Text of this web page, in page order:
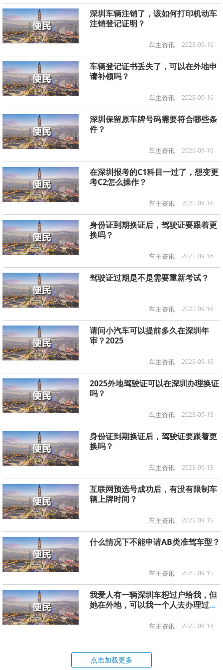
深圳车辆注销了，该如何打印机动车
注销登记证明？
车主资讯 2025-09-16
车辆登记证书丢失了，可以在外地申
请补领吗？
车主资讯 2025-09-16
深圳保留原车牌号码需要符合哪些条
件？
车主资讯 2025-09-16
在深圳报考的C1科目一过了，想变更
考C2怎么操作？
车主资讯 2025-09-16
身份证到期换证后，驾驶证要跟着更
换吗？
车主资讯 2025-09-16
驾驶证过期是不是需要重新考试？
车主资讯 2025-09-16
请问小汽车可以提前多久在深圳年
审？2025
车主资讯 2025-09-15
2025外地驾驶证可以在深圳办理换证
吗？
车主资讯 2025-09-15
身份证到期换证后，驾驶证要跟着更
换吗？
车主资讯 2025-09-15
互联网预选号成功后，有没有限制车
辆上牌时间？
车主资讯 2025-09-15
什么情况下不能申请AB类准驾车型？
车主资讯 2025-09-15
我爱人有一辆深圳车想过户给我，但
她在外地，可以我一个人去办理过户
车主资讯 2025-08-14
点击加载更多